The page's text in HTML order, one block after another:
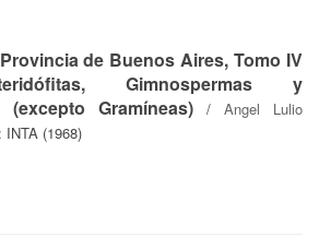
de Buenos Aires, Tomo IV
Gimnospermas y
(excepto Gramíneas) / Angel Lulio
(1968)